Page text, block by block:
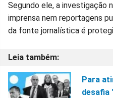
Segundo ele, a investigação
imprensa nem reportagens
da fonte jornalística é
Para
desafia